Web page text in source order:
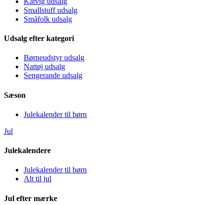
Smallstuff udsalg
Småfolk udsalg
Udsalg efter kategori
Børneudstyr udsalg
Nattøj udsalg
Sengerande udsalg
Sæson
Julekalender til børn
Jul
Julekalendere
Julekalender til børn
Alt til jul
Jul efter mærke